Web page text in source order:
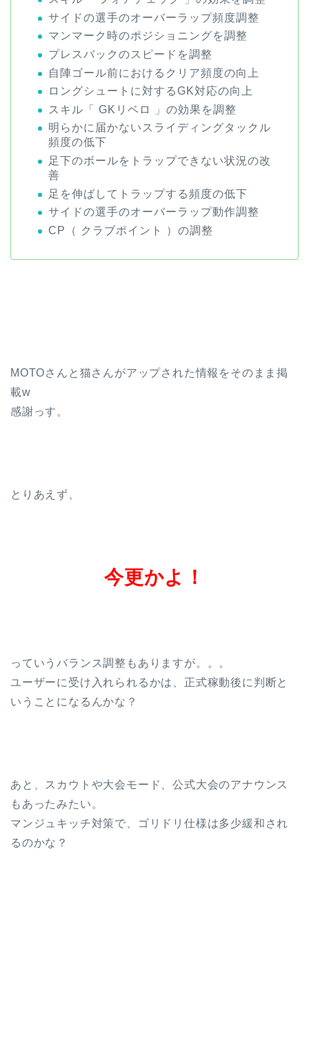
サイドの選手のオーバーラップ頻度調整
マンマーク時のポジショニングを調整
プレスバックのスピードを調整
自陣ゴール前におけるクリア頻度の向上
ロングシュートに対するGK対応の向上
スキル「 GKリベロ 」の効果を調整
明らかに届かないスライディングタックル
頻度の低下
足下のボールをトラップできない状況の改
善
足を伸ばしてトラップする頻度の低下
サイドの選手のオーバーラップ動作調整
CP（ クラブポイント ）の調整
MOTOさんと猫さんがアップされた情報をそのまま掲
載w
感謝っす。
とりあえず、
今更かよ！
っていうバランス調整もありますが。。。
ユーザーに受け入れられるかは、正式稼動後に判断と
いうことになるんかな？
あと、スカウトや大会モード、公式大会のアナウンス
もあったみたい。
マンジュキッチ対策で、ゴリドリ仕様は多少緩和され
るのかな？